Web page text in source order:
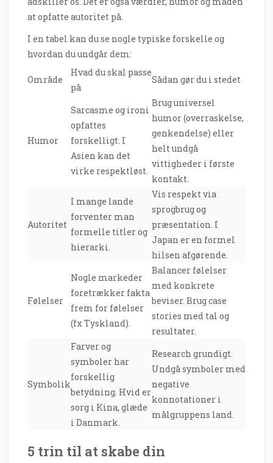
at opfatte autoritet på.
I en tabel kan du se nogle typiske forskelle og
hvordan du undgår dem:
Område
Hvad du skal passe
på
Sådan gør du i stedet
Humor
Sarcasme og ironi
opfattes
forskelligt. I
Asien kan det
virke respektløst.
Brug universel
humor (overraskelse,
genkendelse) eller
helt undgå
vittigheder i første
kontakt.
Autoritet
I mange lande
forventer man
formelle titler og
hierarki.
Vis respekt via
sprogbrug og
præsentation. I
Japan er en formel
hilsen afgørende.
Følelser
Nogle markeder
foretrækker fakta
frem for følelser
(fx Tyskland).
Balancer følelser
med konkrete
beviser. Brug case
stories med tal og
resultater.
Symbolik
Farver og
symboler har
forskellig
betydning. Hvid er
sorg i Kina, glæde
i Danmark.
Research grundigt.
Undgå symboler med
negative
konnotationer i
målgruppens land.
5 trin til at skabe din